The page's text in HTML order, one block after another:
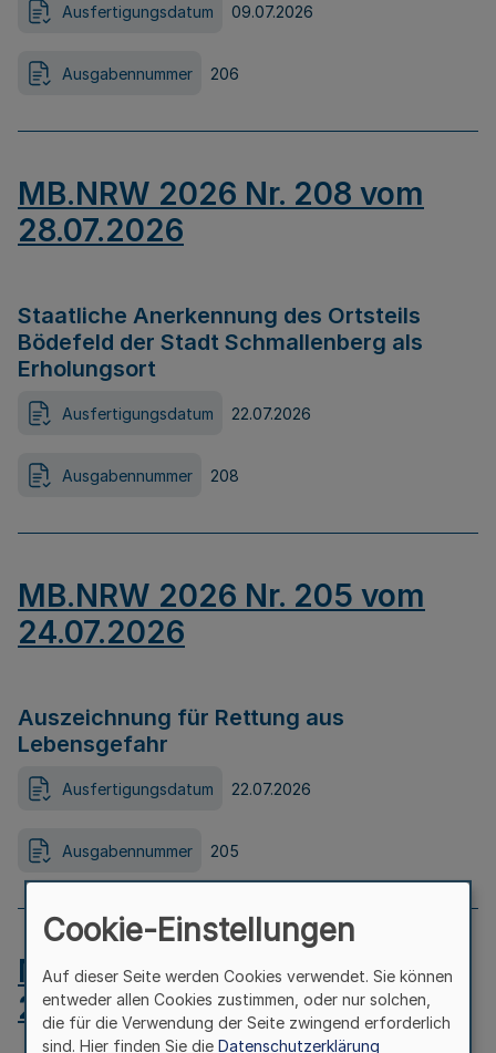
Ausfertigungsdatum 09.07.2026
Ausgabennummer 206
MB.NRW 2026 Nr. 208 vom
28.07.2026
Staatliche Anerkennung des Ortsteils
Bödefeld der Stadt Schmallenberg als
Erholungsort
Ausfertigungsdatum 22.07.2026
Ausgabennummer 208
MB.NRW 2026 Nr. 205 vom
24.07.2026
Auszeichnung für Rettung aus
Lebensgefahr
Ausfertigungsdatum 22.07.2026
Ausgabennummer 205
MB.NRW 2026 Nr. 204 vom
24.07.2026
Cookie-Einstellungen
Auf dieser Seite werden Cookies verwendet. Sie können
entweder allen Cookies zustimmen, oder nur solchen,
die für die Verwendung der Seite zwingend erforderlich
sind. Hier finden Sie die Datenschutzerklärung